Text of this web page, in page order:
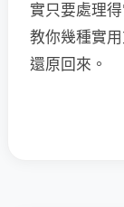
實只要處理
教你幾種實
還原回來。